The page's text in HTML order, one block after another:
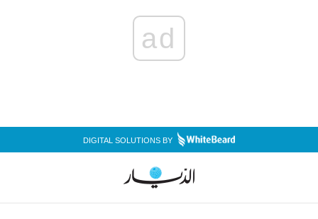
ad
DIGITAL SOLUTIONS BY